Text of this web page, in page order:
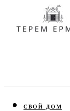
СВОЙ ДОМ